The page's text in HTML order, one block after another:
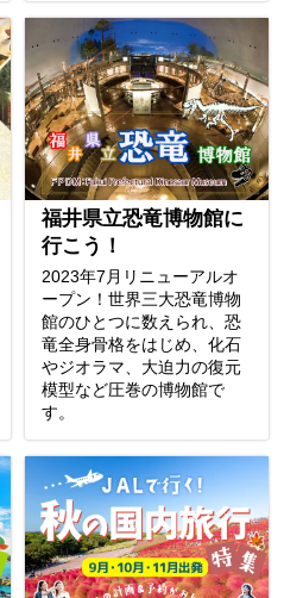
福井県立恐竜博物館に
行こう！
2023年7月リニューアルオ
ープン！世界三大恐竜博物
館のひとつに数えられ、恐
竜全身骨格をはじめ、化石
やジオラマ、大迫力の復元
模型など圧巻の博物館で
す。